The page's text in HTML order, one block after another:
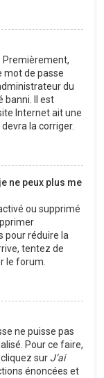
Premièrement,
mot de passe
du
banni. Il est
Internet ait une
la corriger.
ne peux plus me
ou supprimé
pour réduire la
tentez de
le forum.
ne puisse pas
Pour ce faire,
sur J’ai
énoncées et